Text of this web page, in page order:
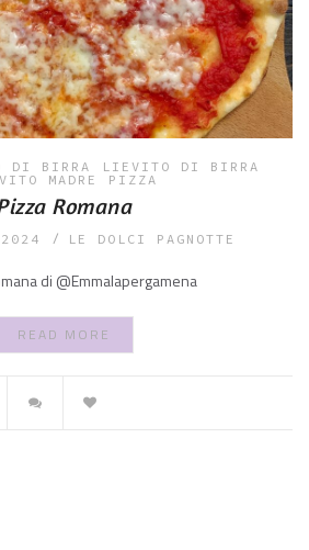
DI BIRRA
LIEVITO DI BIRRA
MADRE
PIZZA
Romana
LE DOLCI PAGNOTTE
di @Emmalapergamena
READ MORE